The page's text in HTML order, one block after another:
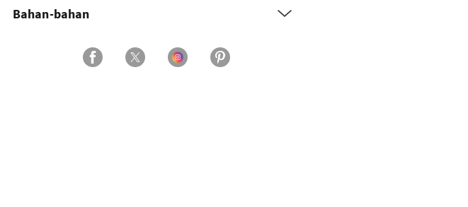
Bahan-bahan